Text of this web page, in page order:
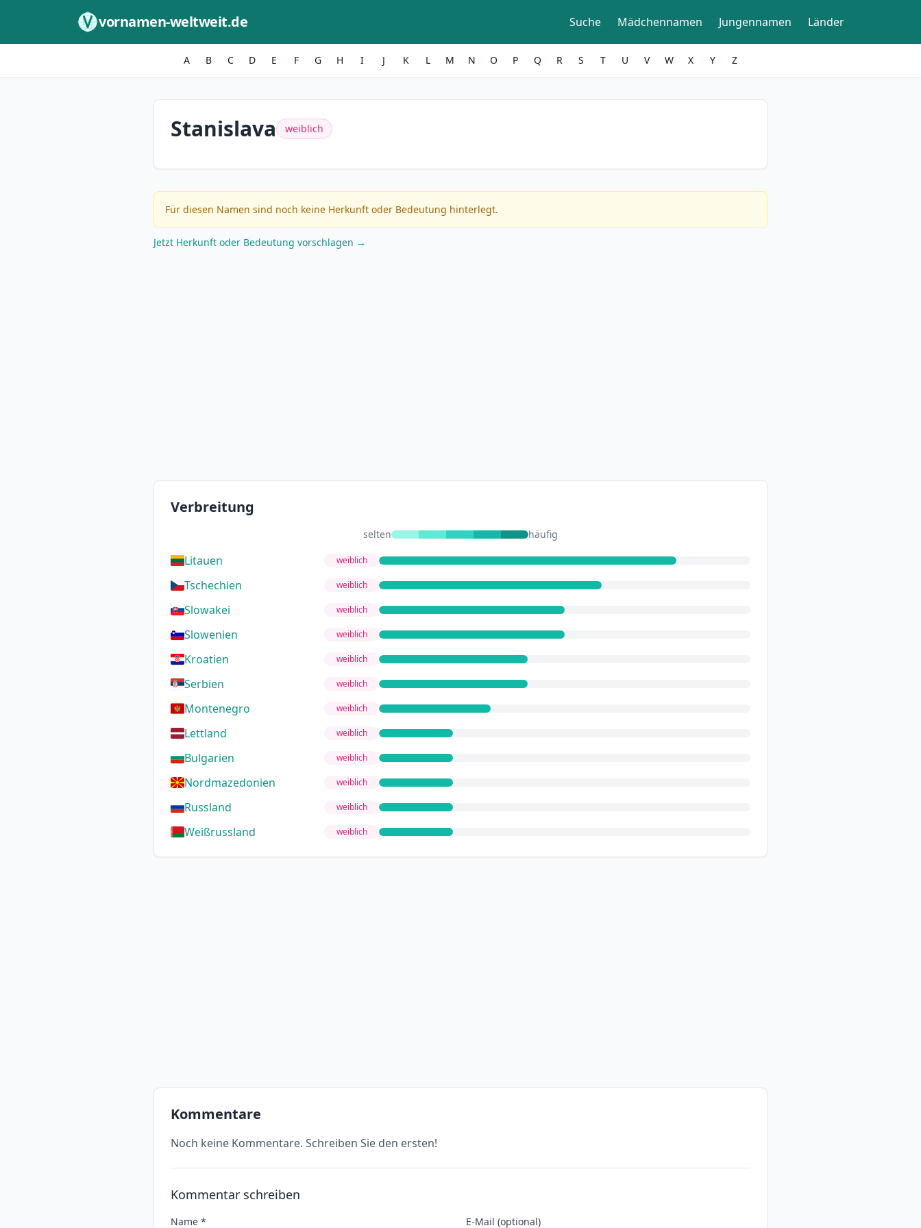
vornamen-weltweit.de Suche Mädchennamen Jungennamen Länder
A B C D E F G H I J K L M N O P Q R S T U V W X Y Z
Stanislava weiblich
Für diesen Namen sind noch keine Herkunft oder Bedeutung hinterlegt.
Jetzt Herkunft oder Bedeutung vorschlagen →
Verbreitung
selten häufig
Litauen weiblich
Tschechien weiblich
Slowakei weiblich
Slowenien weiblich
Kroatien weiblich
Serbien weiblich
Montenegro weiblich
Lettland weiblich
Bulgarien weiblich
Nordmazedonien weiblich
Russland weiblich
Weißrussland weiblich
Kommentare
Noch keine Kommentare. Schreiben Sie den ersten!
Kommentar schreiben
Name * E-Mail (optional)